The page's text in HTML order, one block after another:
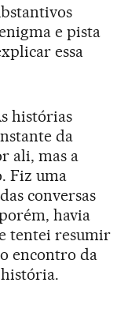
e pista
essa
histórias
da
ali, mas a
Fiz uma
conversas
havia
tentei resumir
encontro da